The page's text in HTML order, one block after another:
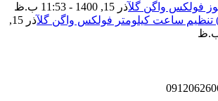
فولکس واگن گلآذر 15, 1400 - 11:53 ب.ظ
ساعت کیلومتر فولکس واگن گل
آذر 15,